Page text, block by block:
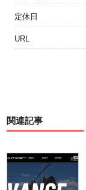
定休日
URL
関連記事